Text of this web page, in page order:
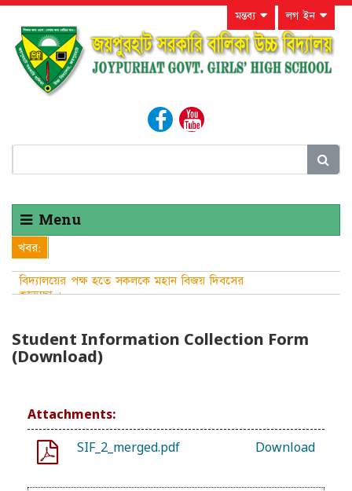
মন্তব্য লগ ইন
Menu
খবর:
বিদ্যালয়ের পক্ষ হতে সকলকে মহান বিজয় দিবসের
শুভেচ্ছা ।
Student Information Collection Form
(Download)
Attachments:
SIF_2_merged.pdf
Download